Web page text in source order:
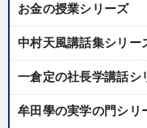
お金の授業シリーズ
中村天風講話集シリー
一倉定の社長学講話シ
牟田學の実学の門シリ